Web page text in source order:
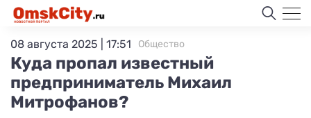
Куда пропал известный
предприниматель Михаил
Митрофанов?
08 августа 2025 | 17:51 Общество